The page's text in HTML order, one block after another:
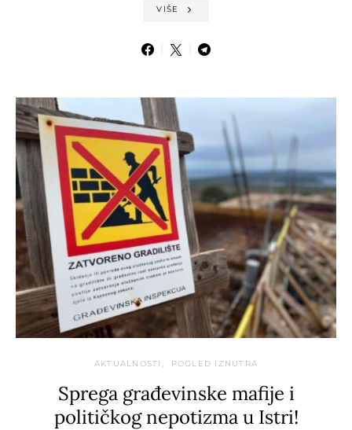
VIŠE
AKTUALNOSTI POGLED IZNUTRA
Sprega građevinske mafije i
političkog nepotizma u Istri!